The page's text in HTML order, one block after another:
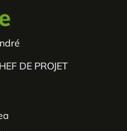
DE PROJET